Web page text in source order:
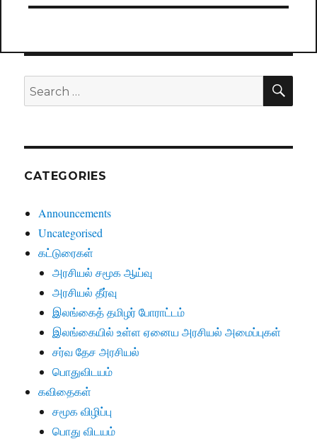
Search
for:
CATEGORIES
Announcements
Uncategorised
கட்டுரைகள்
அரசியல் சமூக ஆய்வு
அரசியல் தீர்வு
இலங்கைத் தமிழர் போராட்டம்
இலங்கையில் உள்ள ஏனைய அரசியல் அமைப்புகள்
சர்வ தேச அரசியல்
பொதுவிடயம்
கவிதைகள்
சமூக விழிப்பு
பொது விடயம்